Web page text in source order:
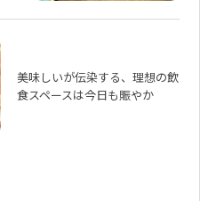
美味しいが伝染する、理想の飲
食スペースは今日も賑やか